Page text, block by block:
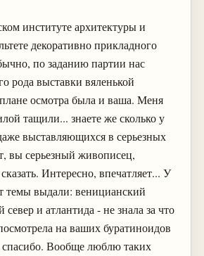
институте архитектуры и
декоративно прикладного
по заданию партии нас
рода выставки вяленькой
осмотра была и ваша. Меня
тащили... знаете же сколько у
выставляющихся в серьезных
вы серьезный живописец,
Интересно, впечатляет... У
темы выдали: веницианский
север и атлантида - не знала за что
на ваших буратиноидов
Вообще люблю таких